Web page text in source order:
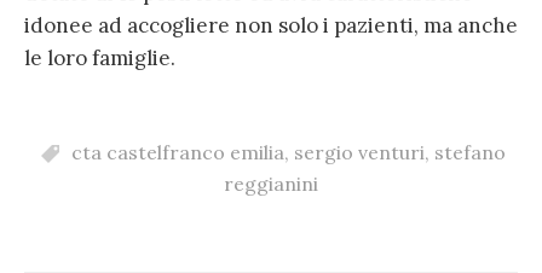
idonee ad accogliere non solo i pazienti, ma anche
le loro famiglie.
cta castelfranco emilia, sergio venturi, stefano
reggianini